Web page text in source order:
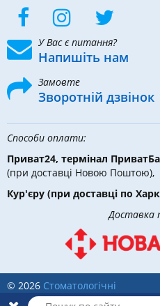
У Вас є питання?
Напишіть нам
Замовте
Зворотній дзвінок
Способи оплати:
Приват24, термінал
(при доставці Новою Поштою),
Кур'єру (при доставці по
Доставка
© 2026 Стоматологічні
інструменти, матеріали та